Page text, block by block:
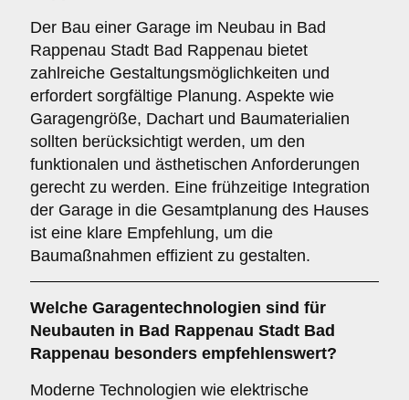
Der Bau einer Garage im Neubau in Bad
Rappenau Stadt Bad Rappenau bietet
zahlreiche Gestaltungsmöglichkeiten und
erfordert sorgfältige Planung. Aspekte wie
Garagengröße, Dachart und Baumaterialien
sollten berücksichtigt werden, um den
funktionalen und ästhetischen Anforderungen
gerecht zu werden. Eine frühzeitige Integration
der Garage in die Gesamtplanung des Hauses
ist eine klare Empfehlung, um die
Baumaßnahmen effizient zu gestalten.
Welche Garagentechnologien sind für
Neubauten in Bad Rappenau Stadt Bad
Rappenau besonders empfehlenswert?
Moderne Technologien wie elektrische